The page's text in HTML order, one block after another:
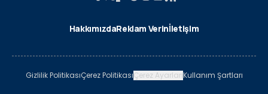
HakkımızdaReklam Verinİletişim
Gizlilik PolitikasıÇerez PolitikasıÇerez AyarlarıKullanım Şartları